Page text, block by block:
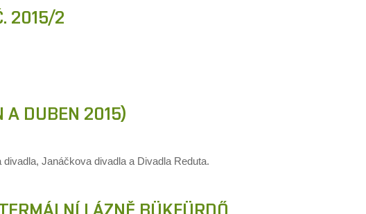
2015/2
A DUBEN 2015)
Janáčkova divadla a Divadla Reduta.
LÁZNĚ BÜKFÜRDŐ